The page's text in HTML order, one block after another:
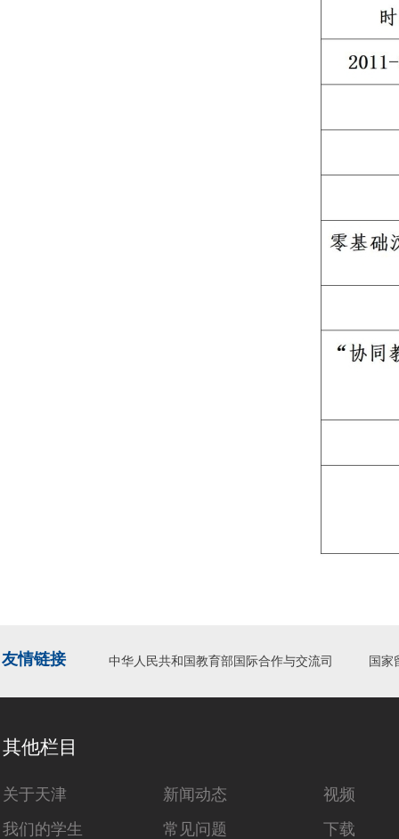
友情链接 中华人民共和国教育部国际合作与交流司 国家
其他栏目
关于天津
我们的学生
新闻动态
常见问题
视频
下载